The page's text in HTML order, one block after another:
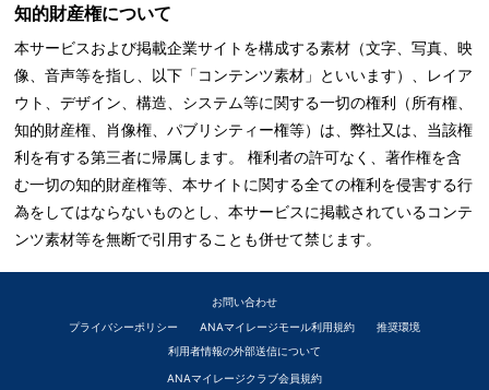
知的財産権について
本サービスおよび掲載企業サイトを構成する素材（文字、写真、映
像、音声等を指し、以下「コンテンツ素材」といいます）、レイア
ウト、デザイン、構造、システム等に関する一切の権利（所有権、
知的財産権、肖像権、パブリシティー権等）は、弊社又は、当該権
利を有する第三者に帰属します。 権利者の許可なく、著作権を含
む一切の知的財産権等、本サイトに関する全ての権利を侵害する行
為をしてはならないものとし、本サービスに掲載されているコンテ
ンツ素材等を無断で引用することも併せて禁じます。
お問い合わせ
プライバシーポリシー
ANAマイレージモール利用規約
推奨環境
利用者情報の外部送信について
ANAマイレージクラブ会員規約